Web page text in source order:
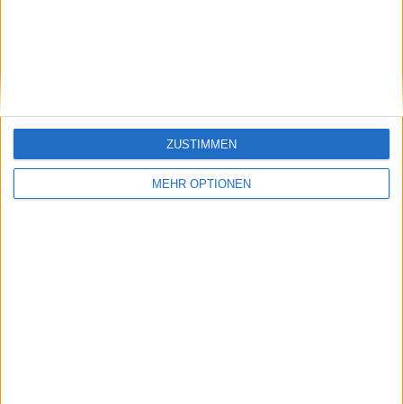
MEHR OPTIONEN
ZUSTIMMEN
juegos-geograficos.com
geographie-spiele.com
giochi-geografici.com
geoheroes.com
Let's visit GeoHeroes.com!